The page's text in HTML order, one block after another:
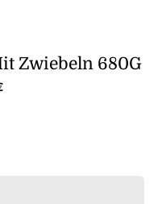
Zwiebeln 680G